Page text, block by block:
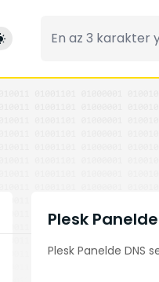
Plesk
Plesk Panelde DNS